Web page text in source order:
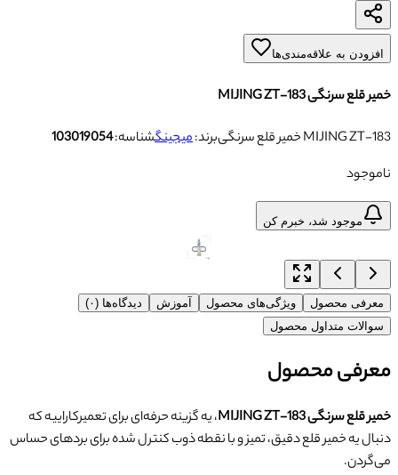
افزودن به علاقه‌مندی‌ها
خمیر قلع سرنگی MIJING ZT-183
خمیر قلع سرنگی MIJING ZT-183
برند:میجینگشناسه:103019054
ناموجود
موجود شد، خبرم کن
معرفی محصول ویژگی‌های محصول آموزش
دیدگاه‌ها (۰)
سوالات متداول محصول
معرفی محصول
خمیر قلع سرنگی MIJING ZT-183
، یه گزینه حرفه‌ای برای تعمیرکاراییه که
دنبال یه خمیر قلع دقیق، تمیز و با نقطه ذوب کنترل‌ شده برای بردهای حساس
می‌گردن.